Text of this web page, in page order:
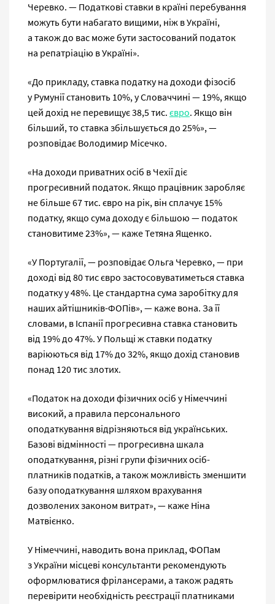
Черевко. — Податкові ставки в країні перебування
можуть бути набагато вищими, ніж в Україні,
а також до вас може бути застосований податок
на репатріацію в Україні».
«До прикладу, ставка податку на доходи фізосіб
у Румунії становить 10%, у Словаччині — 19%, якщо
цей дохід не перевищує 38,5 тис. євро. Якщо він
більший, то ставка збільшується до 25%», —
розповідає Володимир Місечко.
«На доходи приватних осіб в Чехії діє
прогресивний податок. Якщо працівник заробляє
не більше 67 тис. євро на рік, він сплачує 15%
податку, якщо сума доходу є більшою — податок
становитиме 23%», — каже Тетяна Ященко.
«У Португалії, — розповідає Ольга Черевко, — при
доході від 80 тис євро застосовуватиметься ставка
податку у 48%. Це стандартна сума заробітку для
наших айтішників-ФОПів», — каже вона. За її
словами, в Іспанії прогресивна ставка становить
від 19% до 47%. У Польщі ж ставки податку
варіюються від 17% до 32%, якщо дохід становив
понад 120 тис злотих.
«Податок на доходи фізичних осіб у Німеччині
високий, а правила персонального
оподаткування відрізняються від українських.
Базові відмінності — прогресивна шкала
оподаткування, різні групи фізичних осіб-
платників податків, а також можливість зменшити
базу оподаткування шляхом врахування
дозволених законом витрат», — каже Ніна
Матвієнко.
У Німеччині, наводить вона приклад, ФОПам
з України місцеві консультанти рекомендують
оформлюватися фрілансерами, а також радять
перевірити необхідність реєстрації платниками